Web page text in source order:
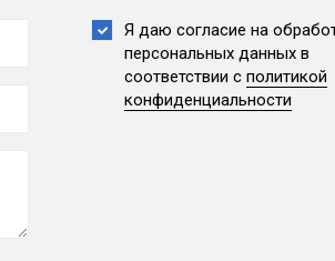
Я даю согласие на
персональных данных в
соответствии с политикой
конфиденциальности